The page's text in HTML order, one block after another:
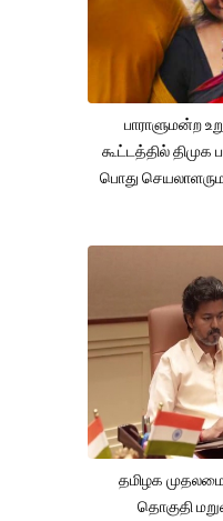
பாராளுமன்ற
கூட்டத்தில் திமுக
பொது
தமிழக
தொகுதி